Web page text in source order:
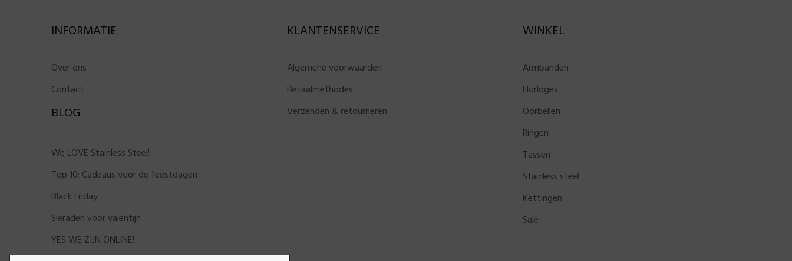
INFORMATIE
Over ons
Contact
BLOG
We LOVE Stainless Steel!
Top 10: Cadeaus voor de feestdagen
Black Friday
Sieraden voor valentijn
YES WE ZIJN ONLINE!
KLANTENSERVICE
Algemene voorwaarden
Betaalmethodes
Verzenden & retourneren
WINKEL
Armbanden
Horloges
Oorbellen
Ringen
Tassen
Stainless steel
Kettingen
Sale